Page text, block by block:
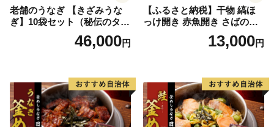
老舗のうなぎ 【きざみうな
ぎ】10袋セット（秘伝のタレ
46,000円
【ふるさと納税】干物 縞ほ
っけ開き 赤魚開き さばの開
き 魚醤干し 3種 セット 詰め
合わせ 魚 おかず 肉厚 おいし
取り寄せグルメ 魚醤 ナンプ
ラー 愛知県 小牧市 冷凍 送料
無料
13,000円